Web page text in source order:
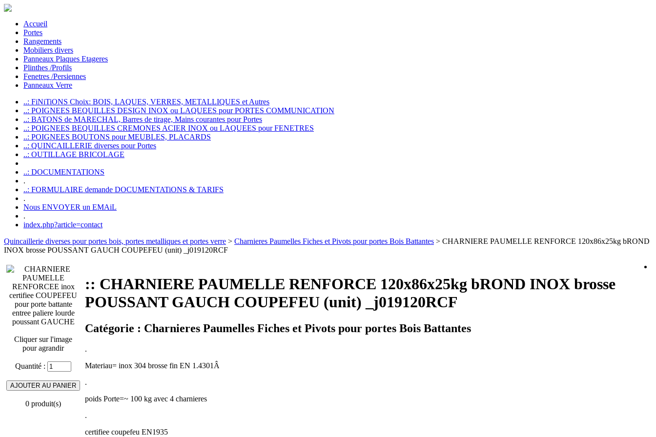
Accueil
Portes
Rangements
Mobiliers divers
Panneaux Plaques Etageres
Plinthes /Profils
Fenetres /Persiennes
Panneaux Verre
..: FiNiTiONS Choix: BOIS, LAQUES, VERRES, METALLIQUES et Autres
..: POIGNEES BEQUILLES DESIGN INOX ou LAQUEES pour PORTES COMMUNICATION
..: BATONS de MARECHAL, Barres de tirage, Mains courantes pour Portes
..: POIGNEES BEQUILLES CREMONES ACIER INOX ou LAQUEES pour FENETRES
..: POIGNEES BOUTONS pour MEUBLES, PLACARDS
..: QUINCAILLERIE diverses pour Portes
..: OUTILLAGE BRICOLAGE
..: DOCUMENTATIONS
.
..: FORMULAIRE demande DOCUMENTATiONS & TARIFS
.
Nous ENVOYER un EMAiL
.
index.php?article=contact
Quincaillerie diverses pour portes bois, portes metalliques et portes verre > Charnieres Paumelles Fiches et Pivots pour portes Bois Battantes > CHARNIERE PAUMELLE RENFORCE 120x86x25kg bROND
INOX brosse POUSSANT GAUCH COUPEFEU (unit) _j019120RCF
Cliquer sur l'image
pour agrandir
Quantité :
0 produit(s)
:: CHARNIERE PAUMELLE RENFORCE 120x86x25kg bROND INOX brosse
POUSSANT GAUCH COUPEFEU (unit) _j019120RCF
Catégorie : Charnieres Paumelles Fiches et Pivots pour portes Bois Battantes
.
Materiau= inox 304 brosse fin EN 1.4301Â
.
poids Porte=~ 100 kg avec 4 charnieres
.
certifiee coupefeu EN1935